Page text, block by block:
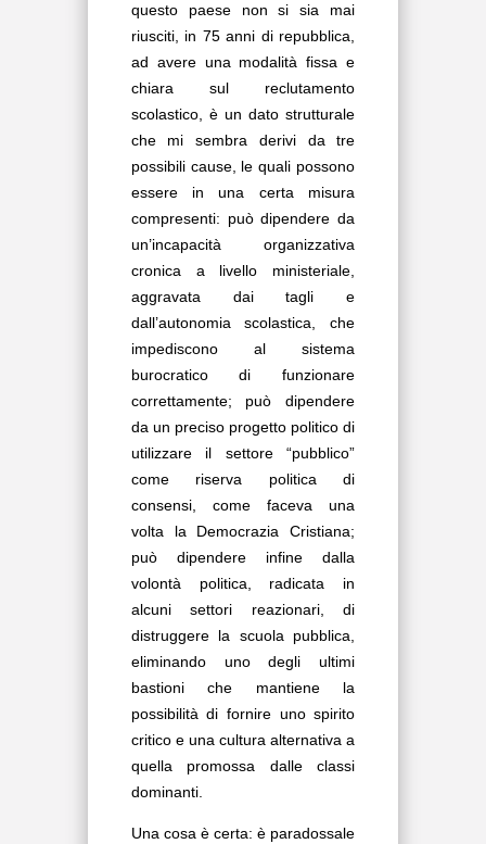
questo paese non si sia mai
riusciti, in 75 anni di repubblica,
ad avere una modalità fissa e
chiara sul reclutamento
scolastico, è un dato strutturale
che mi sembra derivi da tre
possibili cause, le quali possono
essere in una certa misura
compresenti: può dipendere da
un’incapacità organizzativa
cronica a livello ministeriale,
aggravata dai tagli e
dall’autonomia scolastica, che
impediscono al sistema
burocratico di funzionare
correttamente; può dipendere
da un preciso progetto politico di
utilizzare il settore “pubblico”
come riserva politica di
consensi, come faceva una
volta la Democrazia Cristiana;
può dipendere infine dalla
volontà politica, radicata in
alcuni settori reazionari, di
distruggere la scuola pubblica,
eliminando uno degli ultimi
bastioni che mantiene la
possibilità di fornire uno spirito
critico e una cultura alternativa a
quella promossa dalle classi
dominanti.
Una cosa è certa: è paradossale